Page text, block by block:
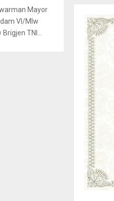
Mayor
VI/Mlw
TNI...